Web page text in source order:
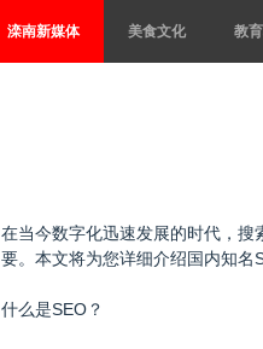
滦南新媒体 美食文化 教
在当今数字化迅速发展的时代，
要。本文将为您详细介绍国内知名
什么是SEO？